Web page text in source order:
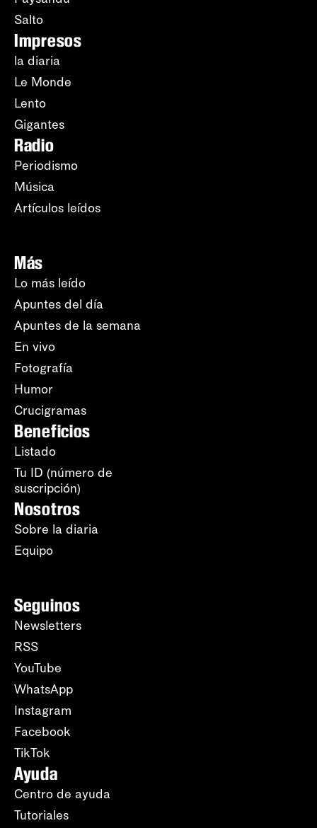
Salto
Impresos
la diaria
Le Monde
Lento
Gigantes
Radio
Periodismo
Música
Artículos leídos
Más
Lo más leído
Apuntes del día
Apuntes de la semana
En vivo
Fotografía
Humor
Crucigramas
Beneficios
Listado
Tu ID (número de
suscripción)
Nosotros
Sobre la diaria
Equipo
Seguinos
Newsletters
RSS
YouTube
WhatsApp
Instagram
Facebook
TikTok
Ayuda
Centro de ayuda
Tutoriales